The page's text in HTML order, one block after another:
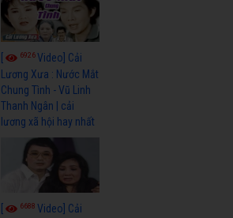
6926Video] Cải
Lương Xưa : Nước Mắt
Chung Tình - Vũ Linh
Thanh Ngân | cải
lương xã hội hay nhất
6688Video] Cải